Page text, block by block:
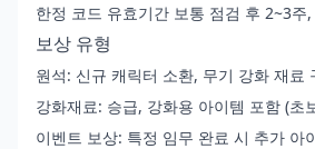
한정 코드 유효기간 보통 점검 후 2~3주
보상 유형
원석: 신규 캐릭터 소환, 무기 강화 재료
강화재료: 승급, 강화용 아이템 포함 (초
이벤트 보상: 특정 임무 완료 시 추가 아